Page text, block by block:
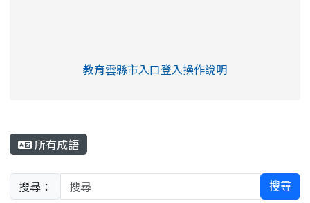
link to https://eliteracy.edu.tw/Shorts/
教育雲縣市入口登入操作說明
所有成語
搜尋： 搜尋